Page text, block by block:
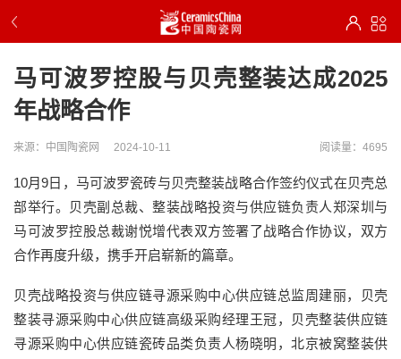
马可波罗控股与贝壳整装达成2025
年战略合作
来源：中国陶瓷网 2024-10-11 阅读量：4695
10月9日，马可波罗瓷砖与贝壳整装战略合作签约仪式在贝壳总
部举行。贝壳副总裁、整装战略投资与供应链负责人郑深圳与
马可波罗控股总裁谢悦增代表双方签署了战略合作协议，双方
合作再度升级，携手开启崭新的篇章。
贝壳战略投资与供应链寻源采购中心供应链总监周建丽，贝壳
整装寻源采购中心供应链高级采购经理王冠，贝壳整装供应链
寻源采购中心供应链瓷砖品类负责人杨晓明，北京被窝整装供